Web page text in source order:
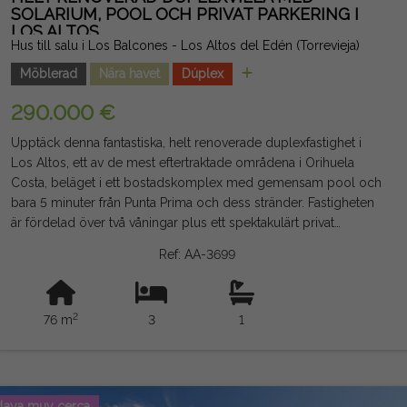
indikativ och inte juridiskt bindande, och kan innehålla fel.
SOLARIUM, POOL OCH PRIVAT PARKERING I
LOS ALTOS
Hus till salu i Los Balcones - Los Altos del Edén (Torrevieja)
Möblerad
Nära havet Dúplex
290.000 €
Upptäck denna fantastiska, helt renoverade duplexfastighet i
Los Altos, ett av de mest eftertraktade områdena i Orihuela
Costa, beläget i ett bostadskomplex med gemensam pool och
bara 5 minuter från Punta Prima och dess stränder. Fastigheten
är fördelad över två våningar plus ett spektakulärt privat
bottenvåningen hittar du en stor terrass fram, veranda, ljust
vardagsrum och matsal, utrustat kök (utan tvättmaskin), stort
skafferi, ett dubbelrum med inbyggd garderob, badrum med
dusch och förråd. På övervåningen finns ett dubbelrum med
parkering på den privata tomten. Det utmärkta läget gör att du
Ref: AA-3699
76 m2 3 1